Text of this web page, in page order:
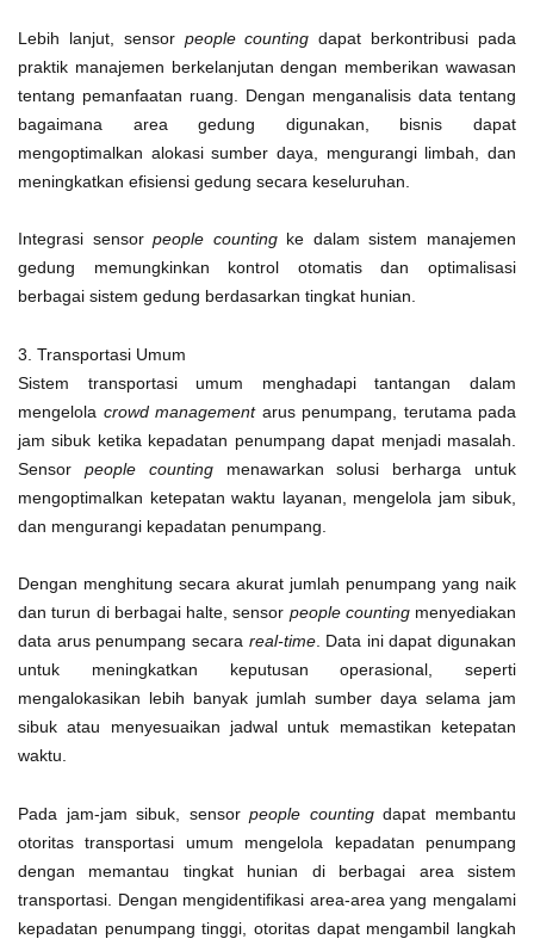
Lebih lanjut, sensor people counting dapat berkontribusi pada
praktik manajemen berkelanjutan dengan memberikan wawasan
tentang pemanfaatan ruang. Dengan menganalisis data tentang
bagaimana area gedung digunakan, bisnis dapat
mengoptimalkan alokasi sumber daya, mengurangi limbah, dan
meningkatkan efisiensi gedung secara keseluruhan.
Integrasi sensorpeople countingke dalam sistem manajemen
gedung memungkinkan kontrol otomatis dan optimalisasi
berbagai sistem gedung berdasarkan tingkat hunian.
3. Transportasi Umum
Sistem transportasi umum menghadapi tantangan dalam
mengelola crowd managementarus penumpang, terutama pada
jam sibuk ketika kepadatan penumpang dapat menjadi masalah.
Sensor people countingmenawarkan solusi berharga untuk
mengoptimalkan ketepatan waktu layanan, mengelola jam sibuk,
dan mengurangi kepadatan penumpang.
Dengan menghitung secara akurat jumlah penumpang yang naik
dan turun di berbagai halte, sensor people countingmenyediakan
data arus penumpang secara real-time. Data ini dapat digunakan
untuk meningkatkan keputusan operasional, seperti
mengalokasikan lebih banyak jumlah sumber daya selama jam
sibuk atau menyesuaikan jadwal untuk memastikan ketepatan
waktu.
Pada jam-jam sibuk, sensorpeople countingdapat membantu
otoritas transportasi umum mengelola kepadatan penumpang
dengan memantau tingkat hunian di berbagai area sistem
transportasi. Dengan mengidentifikasi area-area yang mengalami
kepadatan penumpang tinggi, otoritas dapat mengambil langkah